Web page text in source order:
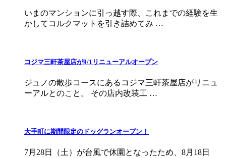
いまのマンションに引っ越す際、これまでの経験を生
かしてコルクマットを引き詰めてみ …
コジマ三軒茶屋店が9/1リニューアルオープン
ジュノの散歩コースにあるコジマ三軒茶屋店がリニュ
ーアルとのこと。 その店内改装工 …
大手町に期間限定のドッグランオープン！
7月28日（土）が台風で休園となったため、8月18日